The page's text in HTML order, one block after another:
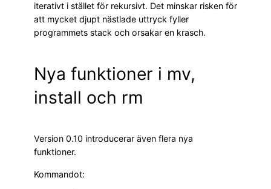
iterativt i stället för rekursivt. Det minskar risken för
att mycket djupt nästlade uttryck fyller
programmets stack och orsakar en krasch.
Nya funktioner i mv,
install och rm
Version 0.10 introducerar även flera nya
funktioner.
Kommandot: